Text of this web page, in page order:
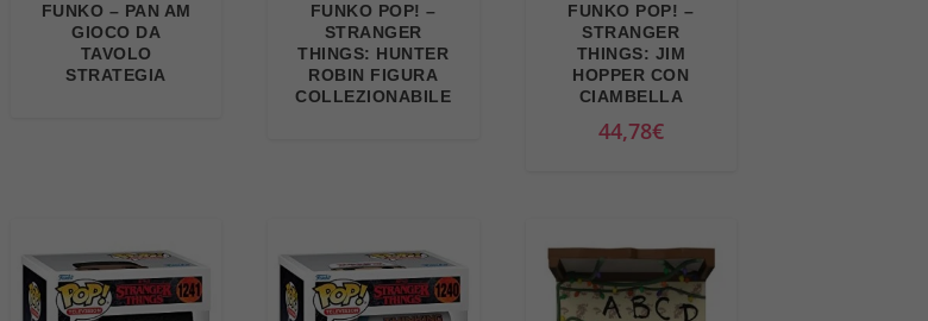
FUNKO – PAN AM
GIOCO DA
TAVOLO
STRATEGIA
FUNKO POP! –
STRANGER
THINGS: HUNTER
ROBIN FIGURA
COLLEZIONABILE
FUNKO POP! –
STRANGER
THINGS: JIM
HOPPER CON
CIAMBELLA
44,78€